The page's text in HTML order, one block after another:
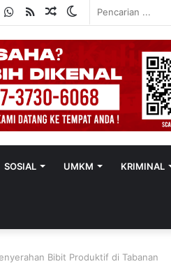
Switch
Random
RSS
WhatsApp
SOSIAL UMKM KRIMINAL
Bibit Produktif di Tabanan